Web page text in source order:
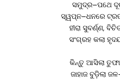
ସମୁଦ୍ର–ପଥେ
ସ୍ୱପ୍ନ–ଧନରେ
ହୀରା ସୁବର୍ଣ୍ଣ,
ସଂଗ୍ରହ କଲା
କିନ୍ତୁ ଆସିଲା
ଜାହାଜ ବୁଡ଼ିଲା